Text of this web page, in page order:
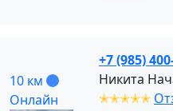
10 км
Онлайн
+7 (985)
Никита
✭✭✭✭✭